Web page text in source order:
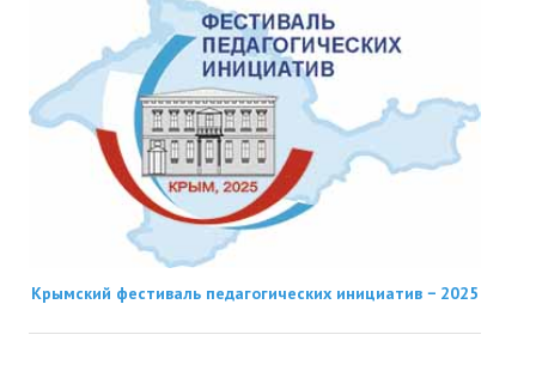
Крымский фестиваль педагогических инициатив − 2025